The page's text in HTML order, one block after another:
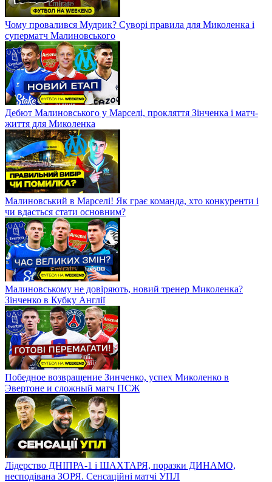
Чому провалився Мудрик? Суворі правила для Миколенка і
суперматч Малиновського
Дебют Малиновського у Марселі, прокляття Зінченка і матч-
життя для Миколенка
Малиновський в Марселі! Як грає команда, хто конкуренти і
чи вдасться стати основним?
Малиновському не довіряють, новий тренер Миколенка?
Зінченко в Кубку Англії
Победное возвращение Зинченко, успех Миколенко в
Эвертоне и сложный матч ПСЖ
Лідерство ДНІПРА-1 і ШАХТАРЯ, поразки ДИНАМО,
несподівана ЗОРЯ. Сенсаційні матчі УПЛ